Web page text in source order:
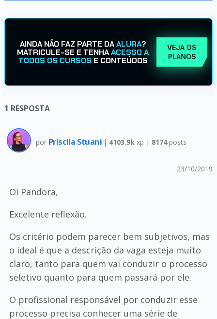
AINDA NÃO FAZ PARTE DAALURA?
MATRICULE-SE E TENHAACESSO A
TODOS OS CURSOS E CONTEÚDOS
VEJA OS
PLANOS
1 RESPOSTA
por Priscila Stuani | 4103.9k xp | 8174posts
23/10/2019
Oi Pandora,
Excelente reflexão.
Os critério podem parecer bem subjetivos, mas
o ideal é que a descrição da vaga esteja muito
claro, tanto para quem vai conduzir o processo
seletivo quanto para quem passará por ele.
O profissional responsável por conduzir esse
processo precisa conhecer uma série de